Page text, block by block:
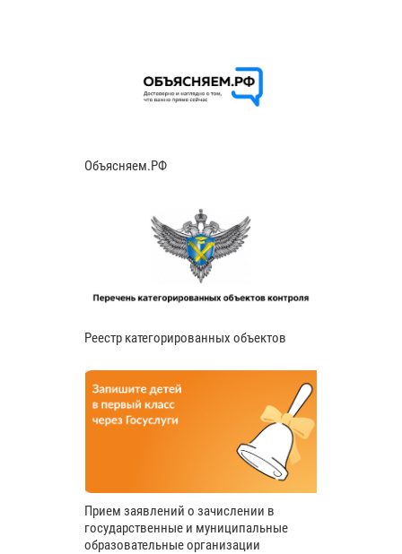
Объясняем.РФ
Реестр категорированных объектов
Прием заявлений о зачислении в
государственные и муниципальные
образовательные организации